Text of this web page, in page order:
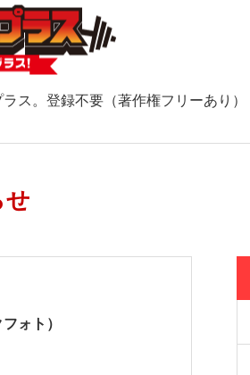
ス。登録不要（著作権フリーあり）
せ
ォト）